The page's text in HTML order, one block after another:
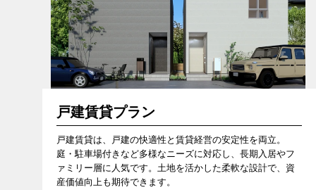
戸建賃貸プラン
戸建賃貸は、戸建の快適性と賃貸経営の安定性を両立。
庭・駐車場付きなど多様なニーズに対応し、長期入居やフ
ァミリー層に人気です。土地を活かした柔軟な設計で、資
産価値向上も期待できます。